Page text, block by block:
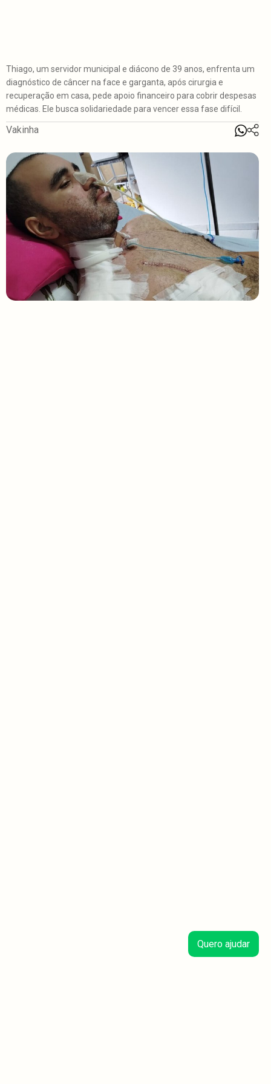
Thiago, um servidor municipal e diácono de 39 anos, enfrenta um
diagnóstico de câncer na face e garganta, após cirurgia e
recuperação em casa, pede apoio financeiro para cobrir despesas
médicas. Ele busca solidariedade para vencer essa fase difícil.
Vakinha
Quero ajudar